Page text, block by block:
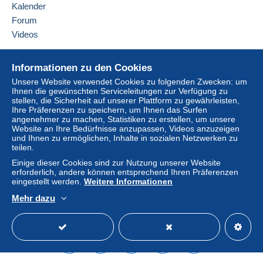
Von 501gr bis 749gr
9,29 €
Von 750gr bis 999gr
9,59 €
11,19 €
Von 5000gr bis 9999gr
Diesen Verkäufer zu den Favoriten hinzufügen
hinzufügen
Informationen zu den Cookies
Unsere Website verwendet Cookies zu folgenden Zwecken: um
Ihnen die gewünschten Serviceleitungen zur Verfügung zu
stellen, die Sicherheit auf unserer Plattform zu gewährleisten,
Ihre Präferenzen zu speichern, um Ihnen das Surfen
angenehmer zu machen, Statistiken zu erstellen, um unsere
Website an Ihre Bedürfnisse anzupassen, Videos anzuzeigen
und Ihnen zu ermöglichen, Inhalte in sozialen Netzwerken zu
teilen.
Einige dieser Cookies sind zur Nutzung unserer Website
erforderlich, andere können entsprechend Ihren Präferenzen
eingestellt werden. Weitere Informationen
Mehr dazu
Kalender
Forum
Videos
Online-Hilfe
Auf Delcampe kaufen
Auf Delcampe verkaufen
Eine sichere Website